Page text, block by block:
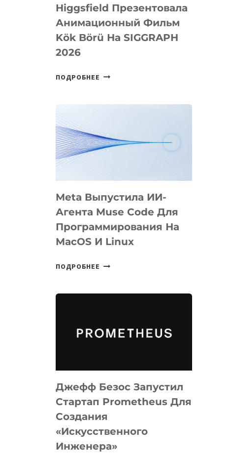
Higgsfield Презентовала
Анимационный Фильм
Kök Börü На SIGGRAPH
2026
ПОДРОБНЕЕ HIGGSFIELD
BÖRÜ
НА
Meta Выпустила ИИ-
Агента Muse Code Для
Программирования На
MacOS И Linux
ПОДРОБНЕЕ META
ДЛЯ
И
LINUX
Джефф Безос Запустил
Стартап Prometheus Для
Создания
«искусственного
Инженера»